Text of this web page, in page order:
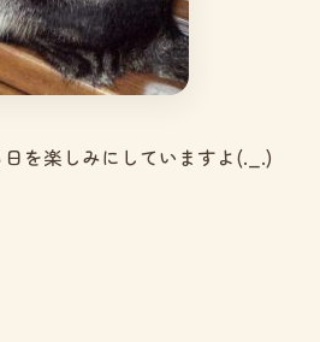
を楽しみにしていますよ(._.)